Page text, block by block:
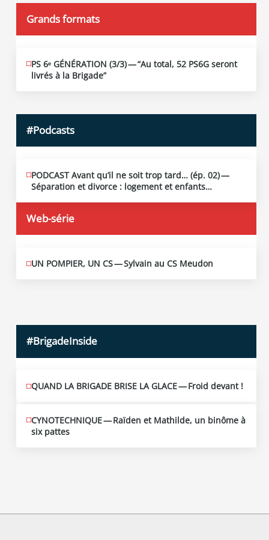
Grands formats
JUIN
19
2026
PS 6ᵉ GÉNÉRATION (3/​3) — “Au total, 52 PS6G seront
livrés à la Brigade”
#Podcasts
MAI
13
2026
PODCAST Avant qu’il ne soit trop tard… (ép. 02) —
Séparation et divorce : logement et enfants…
Web-série
MAI
10
UN POMPIER, UN CS — Sylvain au CS Meudon
#BrigadeInside
QUAND LA BRIGADE BRISE LA GLACE — Froid devant !
CYNOTECHNIQUE — Raïden et Mathilde, un binôme à
six pattes